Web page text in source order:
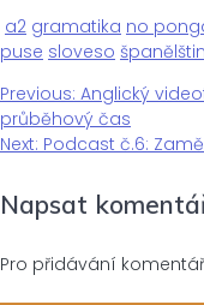
a2 gramatika no
puse sloveso
Navigace
pro
příspěvek
Previous: Previous
post:
Anglický
průběhový čas
Next: Next
Podcast č.6:
Napsat
Pro přidávání